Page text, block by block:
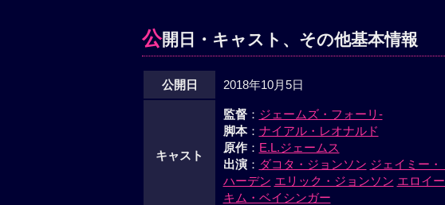
公開日・キャスト、その他基本情報
公開日 2018年10月5日
キャスト
監督： ジェームズ・フォーリ-
脚本： ナイアル・レオナルド
原作： E.L.ジェームス
出演： ダコタ・ジョンソン ジェイミー・
ハーデン エリック・ジョンソン エロイ
キム・ベイシンガー